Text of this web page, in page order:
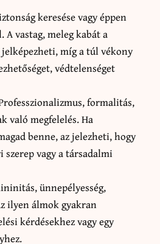
keresése vagy éppen
vastag, meleg kabát a
míg a túl vékony
védtelenséget
formalitás,
való megfelelés. Ha
benne, az jelezheti, hogy
vagy a társadalmi
ünnepélyesség,
ilyen álmok gyakran
kérdésekhez vagy egy